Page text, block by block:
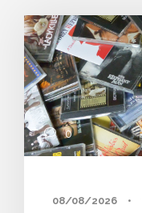
0
08/08/2026 •